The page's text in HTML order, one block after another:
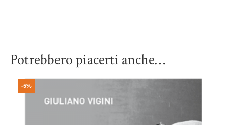
Potrebbero piacerti anche…
-5%